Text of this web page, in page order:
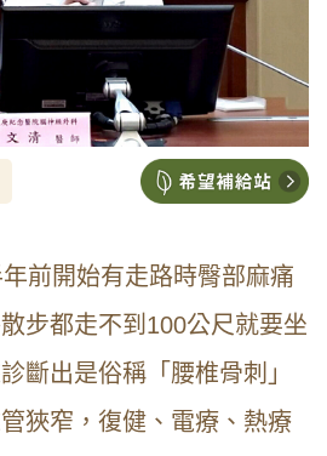
前開始有走路時臀部麻痛
步都走不到100公尺就要坐
斷出是俗稱「腰椎骨刺」
狹窄，復健、電療、熱療